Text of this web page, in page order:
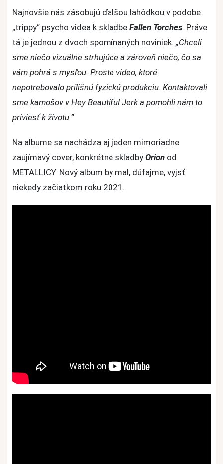
Najnovšie nás zásobujú ďalšou lahôdkou v podobe
„trippy“ psycho videa k skladbe Fallen Torches. Práve
tá je jednou z dvoch spomínaných noviniek. „Chceli
sme niečo vizuálne strhujúce a zároveň niečo, čo sa
vám pohrá s mysľou. Proste video, ktoré
nepotrebovalo prílišnú fyzickú produkciu. Kontaktovali
sme kamošov v Hey Beautiful Jerk a pomohli nám to
priviesť k životu.”
Na albume sa nachádza aj jeden mimoriadne
zaujímavý cover, konkrétne skladby Orion od
METALLICY. Nový album by mal, dúfajme, vyjsť
niekedy začiatkom roku 2021.